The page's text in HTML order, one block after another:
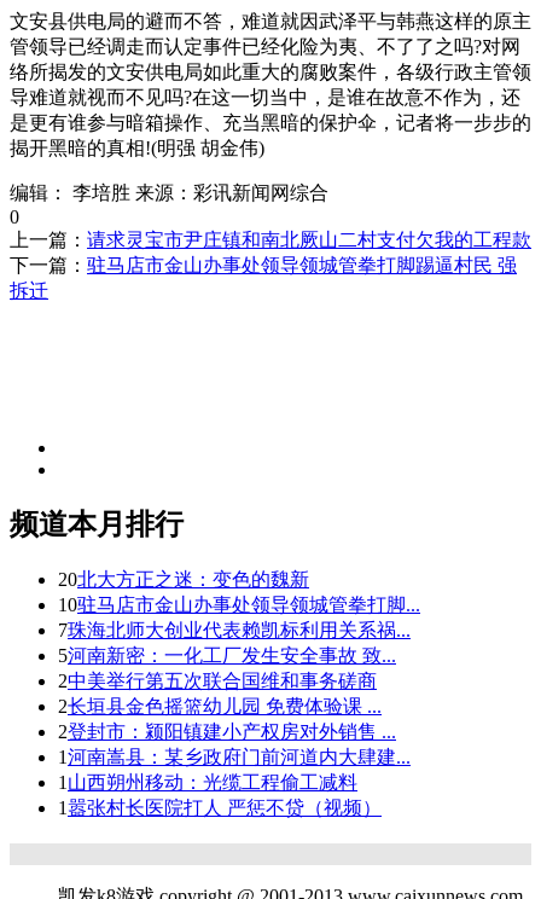
文安县供电局的避而不答，难道就因武泽平与韩燕这样的原主
管领导已经调走而认定事件已经化险为夷、不了了之吗?对网
络所揭发的文安供电局如此重大的腐败案件，各级行政主管领
导难道就视而不见吗?在这一切当中，是谁在故意不作为，还
是更有谁参与暗箱操作、充当黑暗的保护伞，记者将一步步的
揭开黑暗的真相!(明强 胡金伟)
编辑： 李培胜 来源：彩讯新闻网综合
0
上一篇： 请求灵宝市尹庄镇和南北厥山二村支付欠我的工程款
下一篇： 驻马店市金山办事处领导领城管拳打脚踢逼村民 强
拆迁
频道本月排行
20北大方正之迷：变色的魏新
10驻马店市金山办事处领导领城管拳打脚...
7珠海北师大创业代表赖凯标利用关系祸...
5河南新密：一化工厂发生安全事故 致...
2中美举行第五次联合国维和事务磋商
2长垣县金色摇篮幼儿园 免费体验课 ...
2登封市：颍阳镇建小产权房对外销售 ...
1河南嵩县：某乡政府门前河道内大肆建...
1 山西朔州移动：光缆工程偷工减料
1嚣张村长医院打人 严惩不贷（视频）